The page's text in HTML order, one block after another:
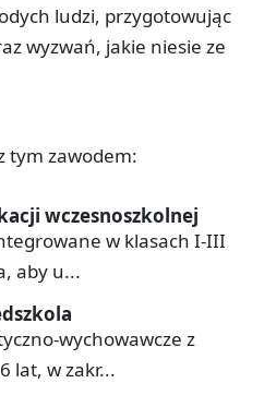
ludzi, przygotowując
wyzwań, jakie niesie ze
tym zawodem:
wczesnoszkolnej
w klasach I-III
aby u...
wychowawcze z
lat, w zakr...